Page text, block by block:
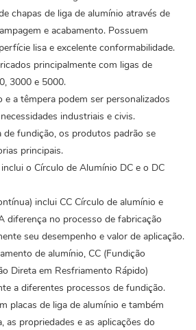
chapas de liga de alumínio através de
e acabamento. Possuem
lisa e excelente conformabilidade.
principalmente com ligas de
3000 e 5000.
e a têmpera podem ser personalizados
industriais e civis.
de fundição, os produtos padrão se
principais.
o Círculo de Alumínio DC e o DC
inclui CC Círculo de alumínio e
diferença no processo de fabricação
seu desempenho e valor de aplicação.
de alumínio, CC (Fundição
Direta em Resfriamento Rápido)
a diferentes processos de fundição.
placas de liga de alumínio e também
as propriedades e as aplicações do